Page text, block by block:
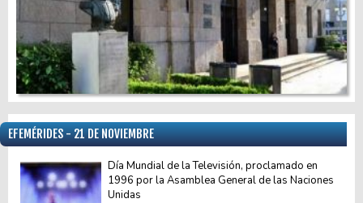
EFEMÉRIDES - 21 DE NOVIEMBRE
Día Mundial de la Televisión, proclamado en
1996 por la Asamblea General de las Naciones
Unidas